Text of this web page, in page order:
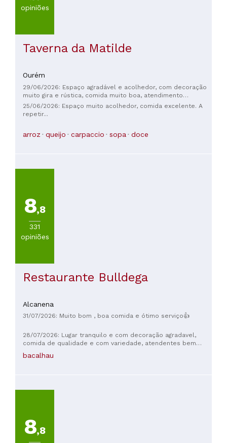
opiniões
Taverna da Matilde
Ourém
29/06/2026: Espaço agradável e acolhedor, com decoração
muito gira e rústica, comida muito boa, atendimento
simpático - recomendo - é uma bela experiência
25/06/2026: Espaço muito acolhedor, comida excelente. A
repetir...
arroz queijo carpaccio sopa doce
8,8
331
opiniões
Restaurante Bulldega
Alcanena
31/07/2026: Muito bom , boa comida e ótimo serviço👍
28/07/2026: Lugar tranquilo e com decoração agradavel,
comida de qualidade e com variedade, atendentes bem
reconhecimento e atenção, embora traga uma energia mais
bacalhau
8,8